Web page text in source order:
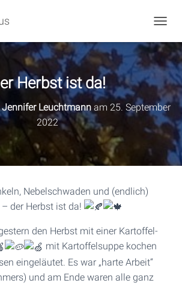
A
V
I
A
T
I
O
N
S
Herbst ist da!
Jennifer Leuchtmannam 25. September
2022
Nebelschwaden und (endlich)
– der Herbst ist da!
den Herbst mit einer Kartoffel-
mit Kartoffelsuppe kochen
eingeläutet. Es war „harte Arbeit“
und am Ende waren alle ganz